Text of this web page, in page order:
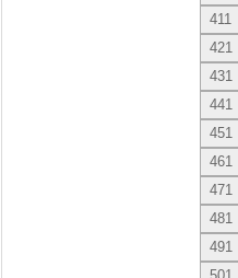
411
421
431
441
451
461
471
481
491